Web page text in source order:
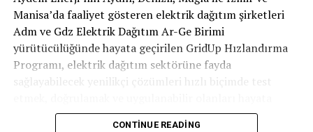
Manisa’da faaliyet gösteren elektrik dağıtım şirketleri
Adm ve Gdz Elektrik Dağıtım Ar-Ge Birimi
yürütücülüğünde hayata geçirilen GridUp Hızlandırma
Programı, elektrik dağıtım sektörüne fayda
sağlayabilecek yenilikçi çözümleri hızlı biçimde test
geçirmek üzere başlatıldı.
CONTINUE READING